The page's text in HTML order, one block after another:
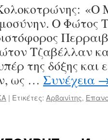
«Ο
Ο Φώτος
Τζαβέλλαν
της δόξης και
ως … Συνέχεια
| Ετικέτες: Αρβανίτης,